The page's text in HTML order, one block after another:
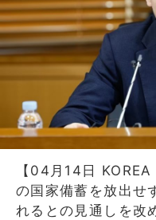
【04月14日
の国家備蓄を放出せ
れるとの見通しを改